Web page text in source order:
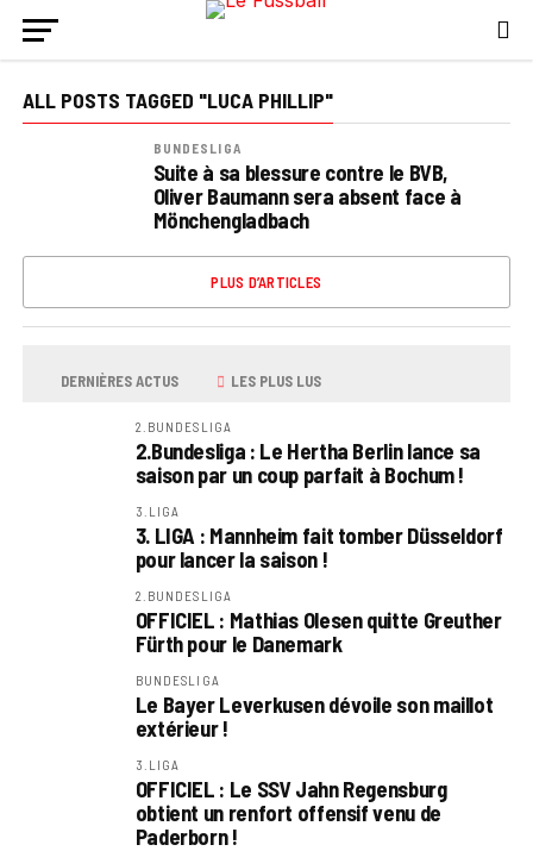
ALL POSTS TAGGED "LUCA PHILLIP"
BUNDESLIGA
Suite à sa blessure contre le BVB,
Oliver Baumann sera absent face à
Mönchengladbach
PLUS D’ARTICLES
DERNIÈRES ACTUS LES PLUS LUS
2.BUNDESLIGA
2.Bundesliga : Le Hertha Berlin lance sa
saison par un coup parfait à Bochum !
3.LIGA
3. LIGA : Mannheim fait tomber Düsseldorf
pour lancer la saison !
2.BUNDESLIGA
OFFICIEL : Mathias Olesen quitte Greuther
Fürth pour le Danemark
BUNDESLIGA
Le Bayer Leverkusen dévoile son maillot
extérieur !
3.LIGA
OFFICIEL : Le SSV Jahn Regensburg
obtient un renfort offensif venu de
Paderborn !